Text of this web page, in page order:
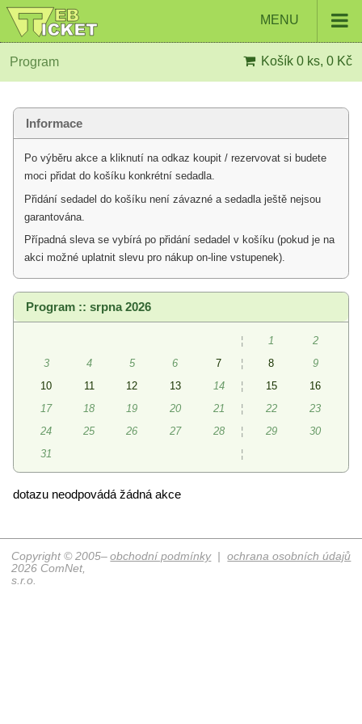
MENU
Program Košík 0 ks, 0 Kč
Informace
Po výběru akce a kliknutí na odkaz koupit / rezervovat si budete
moci přidat do košíku konkrétní sedadla.
Přidání sedadel do košíku není závazné a sedadla ještě nejsou
garantována.
Případná sleva se vybírá po přidání sedadel v košíku (pokud je na
akci možné uplatnit slevu pro nákup on-line vstupenek).
Program :: srpna 2026
¦ 1
2
3
4 5 6 7 ¦ 8
9
10
11 12 13 14 ¦ 15
16
17
18 19 20 21 ¦ 22
23
24
25 26 27 28 ¦ 29
30
31
¦
dotazu neodpovádá žádná akce
obchodní podmínky|ochrana osobních údajů
Copyright © 2005–
2026 ComNet,
s.r.o.